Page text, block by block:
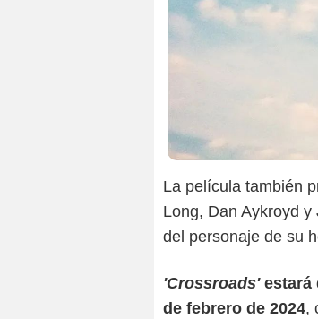
La película también
Long, Dan Aykroyd
del personaje de su
'Crossroads'estará
de febrero de 2024,